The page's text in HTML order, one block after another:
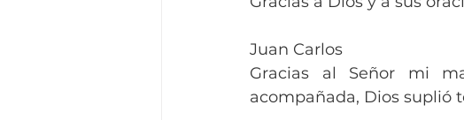
Juan Carlos
Gracias al Señor mi
acompañada, Dios suplió